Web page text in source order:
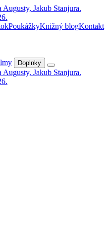
PoukážkyKnižný blogKontakt
Doplnky